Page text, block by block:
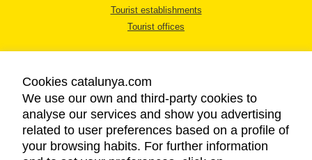
Tourist establishments
Tourist offices
LEGAL NOTICE
PRIVACY POLICY
Cookies catalunya.com
We use our own and third-party cookies to
analyse our services and show you advertising
related to user preferences based on a profile of
your browsing habits. For further information